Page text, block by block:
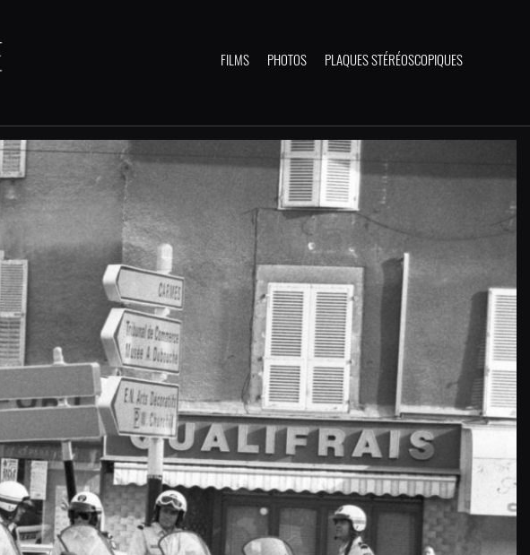
FILMS PHOTOS PLAQUES STÉRÉOSCOPIQUES